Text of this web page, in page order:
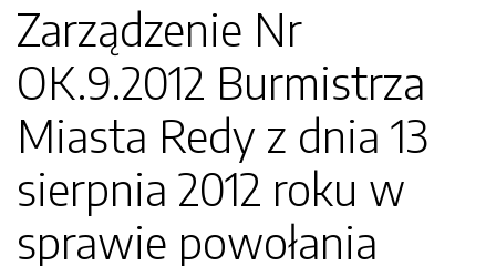
Zarządzenie Nr
OK.9.2012 Burmistrza
Miasta Redy z dnia 13
sierpnia 2012 roku w
sprawie powołania